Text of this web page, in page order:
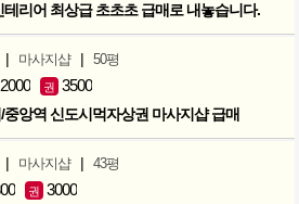
테리어 최상급 초초초 급매로 내놓습니다.
| 마사지샵 | 50평
2000 권 3500
중앙역 신도시먹자상권 마사지샵 급매
| 마사지샵 | 43평
권 3000